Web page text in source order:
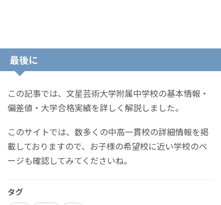
最後に
この記事では、文星芸術大学附属中学校の基本情報・
偏差値・大学合格実績を詳しく解説しました。
このサイトでは、数多くの中高一貫校の詳細情報を掲
載しておりますので、お子様の希望校に近い学校のペ
ージも確認してみてくださいね。
タグ